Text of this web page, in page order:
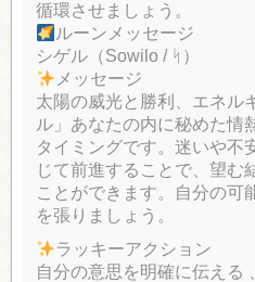
循環させましょう。
ルーンメッセージ
シゲル（Sowilo / ᛋ）
メッセージ
太陽の威光と勝利、エネル
ル」あなたの内に秘めた情
タイミングです。迷いや不
じて前進することで、望む
ことができます。自分の可
を張りましょう。
ラッキーアクション
自分の意思を明確に伝える